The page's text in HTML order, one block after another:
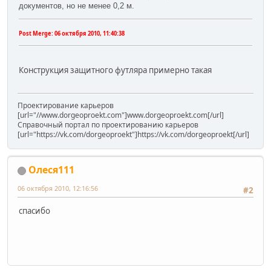
документов, но не менее 0,2 м.
Post Merge: 06 октября 2010, 11:40:38
Конструкция защитного футляра примерно такая
Проектирование карьеров
[url="//www.dorgeoproekt.com"]www.dorgeoproekt.com[/url]
Справочный портал по проектированию карьеров
[url="https://vk.com/dorgeoproekt"]https://vk.com/dorgeoproekt[/url]
Олеся111
#2
06 октября 2010, 12:16:56
спасибо